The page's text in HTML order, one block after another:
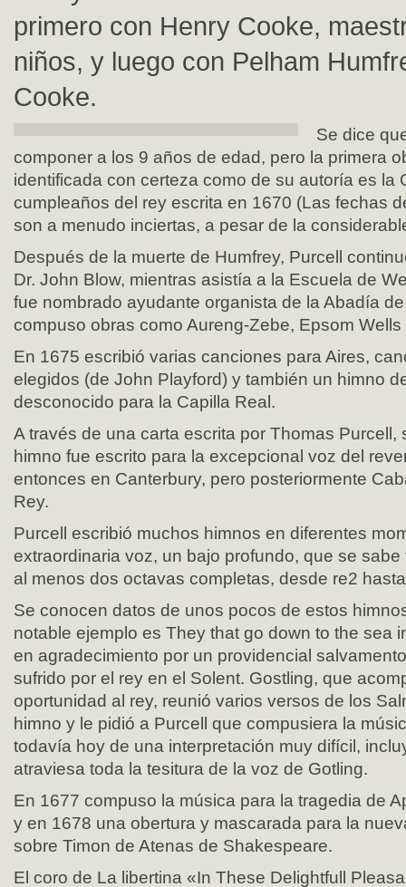
primero con Henry Cooke,
niños, y luego con Pelham
Cooke.
Se dice
componer a los 9 años de edad, pero la primera
identificada con certeza como de su autoría es la
cumpleaños del rey escrita en 1670 (Las fechas
son a menudo inciertas, a pesar de la
Después de la muerte de Humfrey, Purcell
Dr. John Blow, mientras asistía a la Escuela de
fue nombrado ayudante organista de la Abadía
compuso obras como Aureng-Zebe, Epsom Wells
En 1675 escribió varias canciones para Aires,
elegidos (de John Playford) y también un himno
desconocido para la Capilla Real.
A través de una carta escrita por Thomas Purcell,
himno fue escrito para la excepcional voz del
entonces en Canterbury, pero posteriormente
Rey.
Purcell escribió muchos himnos en diferentes
extraordinaria voz, un bajo profundo, que se
al menos dos octavas completas, desde re2
Se conocen datos de unos pocos de estos
notable ejemplo es They that go down to the sea
en agradecimiento por un providencial
sufrido por el rey en el Solent. Gostling, que
oportunidad al rey, reunió varios versos de los
himno y le pidió a Purcell que compusiera la
todavía hoy de una interpretación muy difícil,
atraviesa toda la tesitura de la voz de Gotling.
En 1677 compuso la música para la tragedia de
y en 1678 una obertura y mascarada para la
sobre Timon de Atenas de Shakespeare.
El coro de La libertina «In These Delightfull